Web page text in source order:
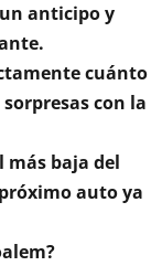
anticipo y
cuánto
con la
más baja del
auto ya